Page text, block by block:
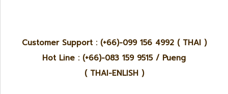
Customer Support : (+66)-099 156 4992 ( THAI )
Hot Line : (+66)-083 159 9515 / Pueng
( THAI-ENLISH )